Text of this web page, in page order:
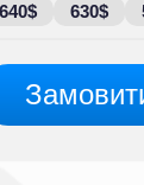
640$ 630$